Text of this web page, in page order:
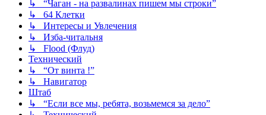
↳ “Чаган - на развалинах пишем мы строки”
↳ 64 Клетки
↳ Интересы и Увлечения
↳ Изба-читальня
↳ Flood (Флуд)
Технический
↳ “От винта !”
↳ Навигатор
Штаб
↳ “Если все мы, ребята, возьмемся за дело”